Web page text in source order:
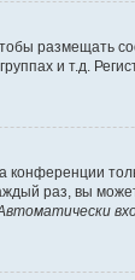
размещать
и т.д.
конференции
раз, вы